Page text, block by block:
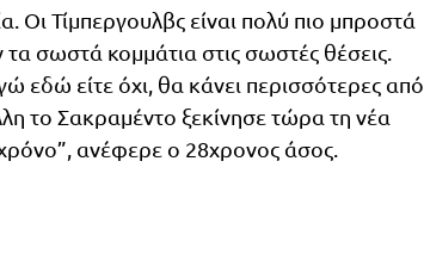
Οι Τίμπεργουλβς είναι πολύ πιο μπροστά
σωστά κομμάτια στις σωστές θέσεις.
εδώ είτε όχι, θα κάνει περισσότερες από
το Σακραμέντο ξεκίνησε τώρα τη νέα
ανέφερε ο 28χρονος άσος.